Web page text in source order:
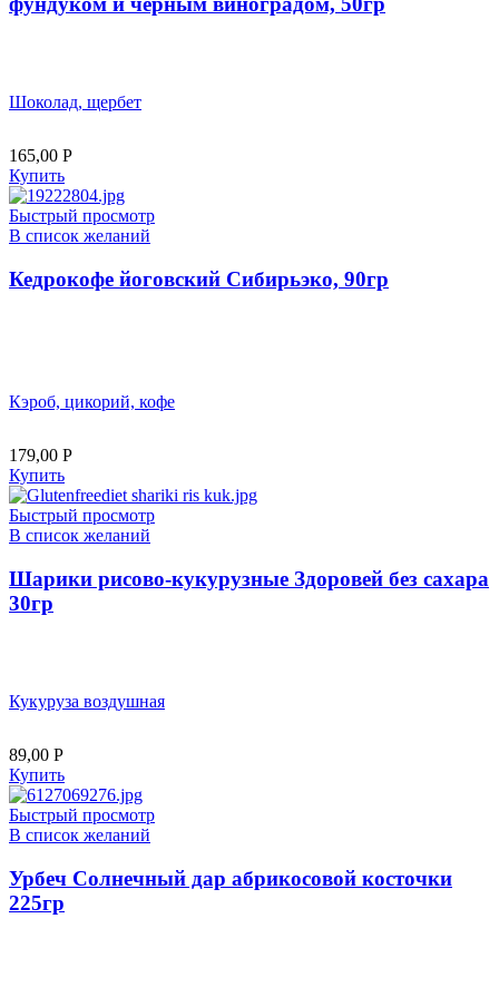
Шоколад, щербет
165,00 Р
Купить
Быстрый просмотр
В список желаний
Кедрокофе йоговский Сибирьэко, 90гр
Кэроб, цикорий, кофе
179,00 Р
Купить
Быстрый просмотр
В список желаний
Шарики рисово-кукурузные Здоровей без сахара
30гр
Кукуруза воздушная
89,00 Р
Купить
Быстрый просмотр
В список желаний
Урбеч Солнечный дар абрикосовой косточки
225гр